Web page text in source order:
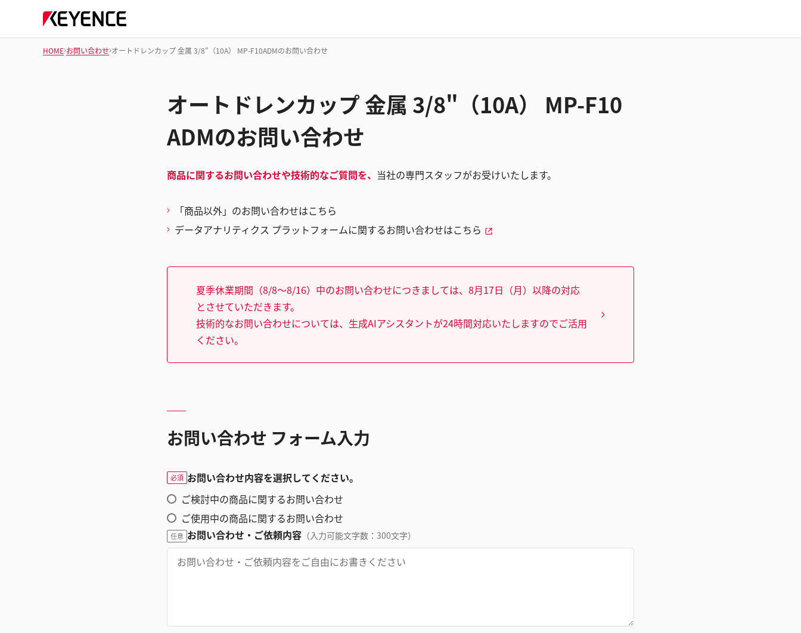
HOME お問い合わせ オートドレンカップ 金属 3/8"（10A） MP-F10ADMのお問い合わせ
オートドレンカップ 金属 3/8"（10A） MP-F10
ADMのお問い合わせ
商品に関するお問い合わせや技術的なご質問を、 当社の専門スタッフがお受けいたします。
「商品以外」のお問い合わせはこちら
データアナリティクス プラットフォームに関するお問い合わせはこちら
夏季休業期間（8/8～8/16）中のお問い合わせにつきましては、8月17日（月）以降の対応
とさせていただきます。
技術的なお問い合わせについては、生成AIアシスタントが24時間対応いたしますのでご活用
ください。
お問い合わせ フォーム入力
必須 お問い合わせ内容を選択してください。
ご検討中の商品に関するお問い合わせ
ご使用中の商品に関するお問い合わせ
任意 お問い合わせ・ご依頼内容 （入力可能文字数：300文字）